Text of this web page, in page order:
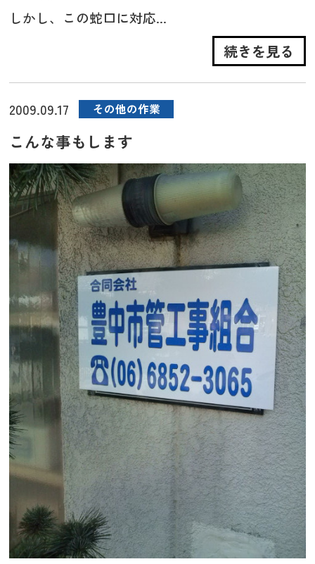
しかし、この蛇口に対応...
続きを見る
2009.09.17 その他の作業
こんな事もします